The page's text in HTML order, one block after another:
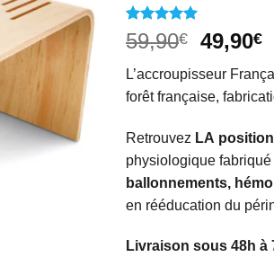
Noté5sur
5 basé sur
2
client
59,90€
Le
initial
était :
59,90€.
49,90€Le
L’accroupisseur
forêt française,
Retrouvez LA
physiologique
ballonnements,
en rééducation du
Livraison sous 48h à